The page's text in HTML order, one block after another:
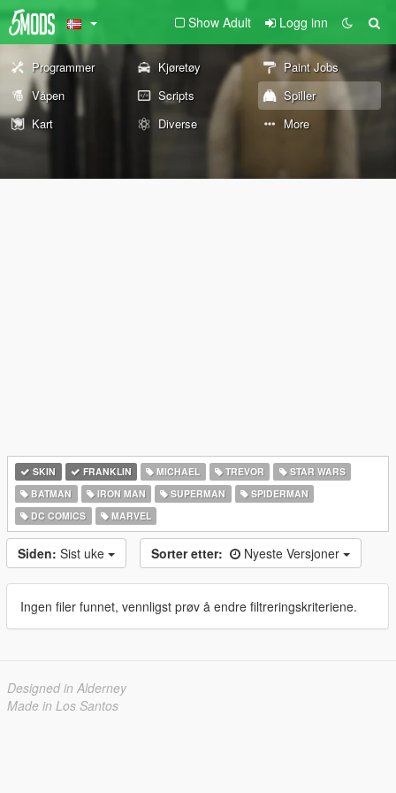
Show Adult Logg inn
Programmer Kjøretøy
Paint Jobs
Våpen
Scripts
Spiller
Kart
Diverse More
SKIN FRANKLIN MICHAEL TREVOR
STAR WARS
BATMAN
IRON MAN SUPERMAN
SPIDERMAN
DC COMICS
MARVEL
Siden: Sist uke Sorter etter: Nyeste Versjoner
Ingen filer funnet, vennligst prøv å endre filtreringskriteriene.
Designed in Alderney
Made in Los Santos